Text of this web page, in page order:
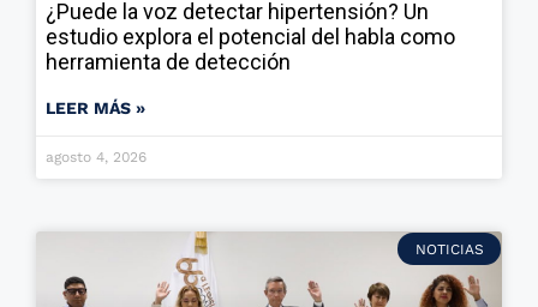
¿Puede la voz detectar hipertensión? Un
estudio explora el potencial del habla como
herramienta de detección
LEER MÁS »
agosto 4, 2026
NOTICIAS